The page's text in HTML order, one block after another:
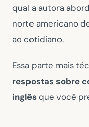
qual a autora
norte americano
ao cotidiano.
Essa parte mais
respostas sobre
inglês que você